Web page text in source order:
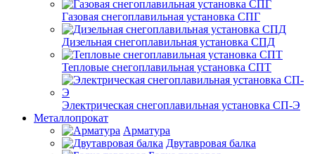
Газовая снегоплавильная установка СПГ
Дизельная снегоплавильная установка СПД
Тепловые снегоплавильная установка СПТ
Электрическая снегоплавильная установка СП-Э
Металлопрокат
Арматура
Двутавровая балка